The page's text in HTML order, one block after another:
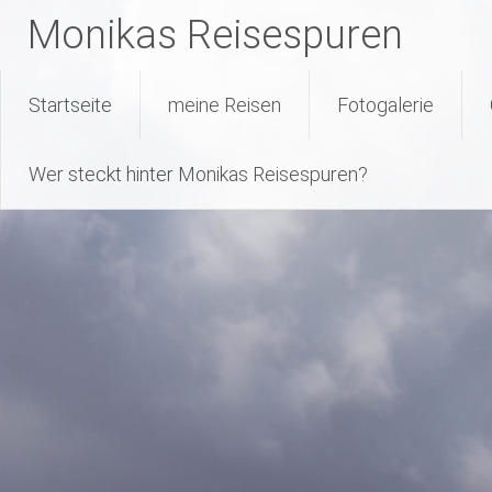
Warning: Attempt to read property "geoplugin_countryCode" on null
Monikas Reisespuren
to
Startseite meine Reisen Fotogalerie
Wer steckt hinter Monikas Reisespuren?